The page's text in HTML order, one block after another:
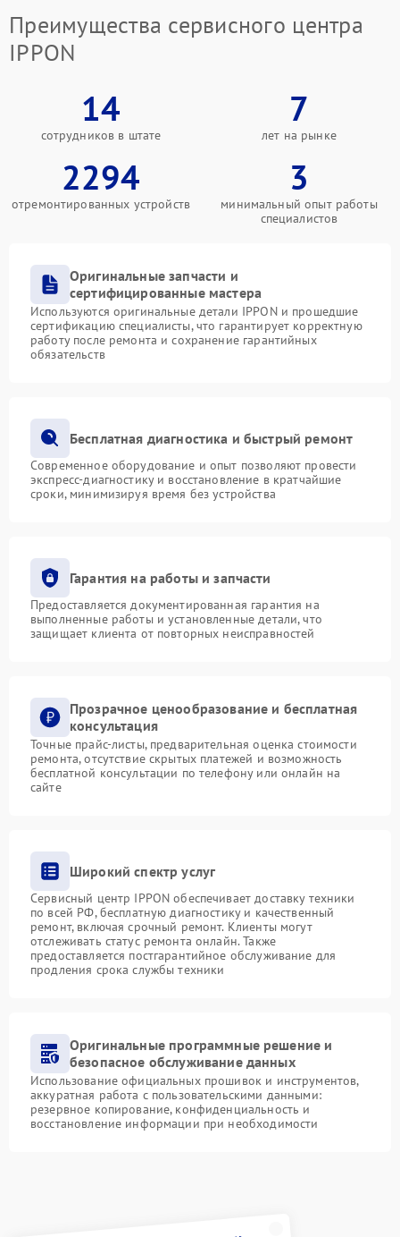
Преимущества сервисного центра
IPPON
14
сотрудников в штате
7
лет на рынке
2294
отремонтированных устройств
3
минимальный опыт работы
специалистов
Оригинальные запчасти и
сертифицированные мастера
Используются оригинальные детали IPPON и прошедшие
сертификацию специалисты, что гарантирует корректную
работу после ремонта и сохранение гарантийных
обязательств
Бесплатная диагностика и быстрый ремонт
Современное оборудование и опыт позволяют провести
экспресс-диагностику и восстановление в кратчайшие
сроки, минимизируя время без устройства
Гарантия на работы и запчасти
Предоставляется документированная гарантия на
выполненные работы и установленные детали, что
защищает клиента от повторных неисправностей
Прозрачное ценообразование и бесплатная
консультация
Точные прайс-листы, предварительная оценка стоимости
ремонта, отсутствие скрытых платежей и возможность
бесплатной консультации по телефону или онлайн на
сайте
Широкий спектр услуг
Сервисный центр IPPON обеспечивает доставку техники
по всей РФ, бесплатную диагностику и качественный
ремонт, включая срочный ремонт. Клиенты могут
отслеживать статус ремонта онлайн. Также
предоставляется постгарантийное обслуживание для
продления срока службы техники
Оригинальные программные решение и
безопасное обслуживание данных
Использование официальных прошивок и инструментов,
аккуратная работа с пользовательскими данными:
резервное копирование, конфиденциальность и
восстановление информации при необходимости